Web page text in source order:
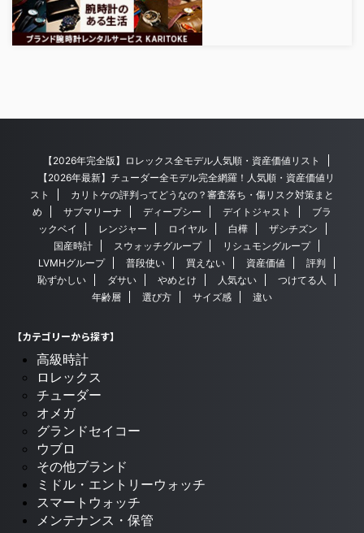
【2026年完全版】ロレックス全モデル人気順・資産価値リスト
【2026年最新】チューダー全モデル完全網羅！人気順・資産価値リ
スト
カリトケの評判ってどうなの？審査落ち・傷リスク対策まと
め
サブマリーナ ディープシー デイトジャスト
ブラ
ックベイ
レンジャー ロイヤル 白樺
ザシチズン
国産時計
スウォッチグループ
リシュモングループ
LVMHグループ
普段使い 買えない 資産価値
評判
恥ずかしい
ダサい やめとけ 人気ない
つけてる人
年齢層
選び方 サイズ感 違い
【カテゴリーから探す】
高級時計
ロレックス
チューダー
オメガ
グランドセイコー
ウブロ
その他ブランド
ミドル・エントリーウォッチ
スマートウォッチ
メンテナンス・保管